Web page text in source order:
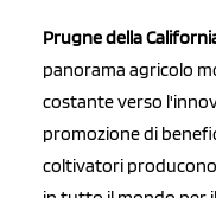
Prugne della
panorama agricolo
costante verso
promozione di
coltivatori